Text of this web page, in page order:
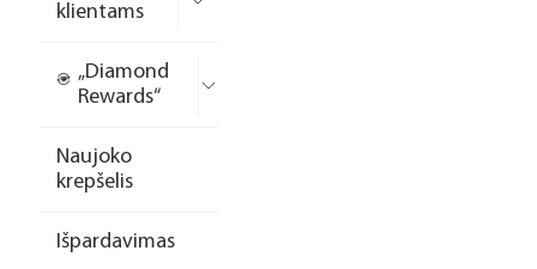
klientams
„Diamond
Rewards“
Naujoko
krepšelis
Išpardavimas